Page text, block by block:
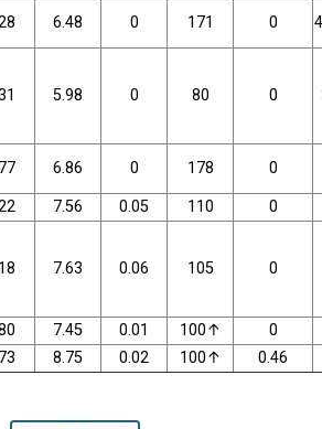
6.48 0 171 0
5.98 0 80 0
6.86 0 178 0
7.56 0.05 110
0
7.63 0.06 105 0
7.45 0.01 100↑
0
8.75 0.02 100↑ 0.46